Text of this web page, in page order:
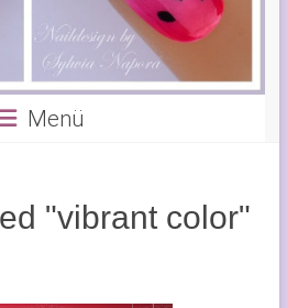
Menü
"vibrant color"